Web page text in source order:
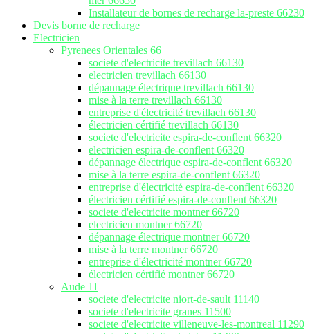
Installateur de bornes de recharge la-preste 66230
Devis borne de recharge
Electricien
Pyrenees Orientales 66
societe d'electricite trevillach 66130
electricien trevillach 66130
dépannage électrique trevillach 66130
mise à la terre trevillach 66130
entreprise d'électricité trevillach 66130
électricien cértifié trevillach 66130
societe d'electricite espira-de-conflent 66320
electricien espira-de-conflent 66320
dépannage électrique espira-de-conflent 66320
mise à la terre espira-de-conflent 66320
entreprise d'électricité espira-de-conflent 66320
électricien cértifié espira-de-conflent 66320
societe d'electricite montner 66720
electricien montner 66720
dépannage électrique montner 66720
mise à la terre montner 66720
entreprise d'électricité montner 66720
électricien cértifié montner 66720
Aude 11
societe d'electricite niort-de-sault 11140
societe d'electricite granes 11500
societe d'electricite villeneuve-les-montreal 11290